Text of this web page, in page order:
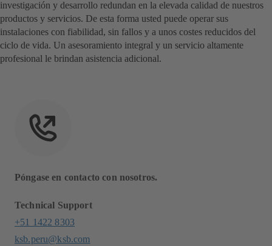
investigación y desarrollo redundan en la elevada calidad de nuestros
productos y servicios. De esta forma usted puede operar sus
instalaciones con fiabilidad, sin fallos y a unos costes reducidos del
ciclo de vida. Un asesoramiento integral y un servicio altamente
profesional le brindan asistencia adicional.
Póngase en contacto con nosotros.
Technical Support
+51 1422 8303
ksb.peru@ksb.com